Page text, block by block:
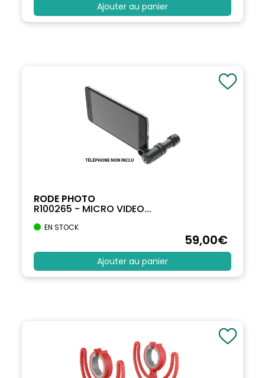
Ajouter au panier
RODE PHOTO
R100265 - MICRO VIDEO...
EN STOCK
59,00€
Ajouter au panier